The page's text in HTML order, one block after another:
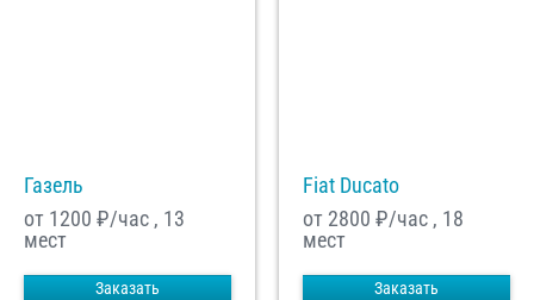
Газель
от 1200 ₽/час , 13
мест
Заказать
Fiat Ducato
от 2800 ₽/час , 18
мест
Заказать
С
ознакомлен(а), даю согласие на
обработку моих Персональных данных
Отправить заказ